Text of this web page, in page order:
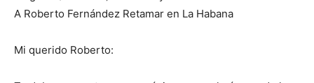
A Roberto Fernández Retamar en La Habana
Mi querido Roberto: